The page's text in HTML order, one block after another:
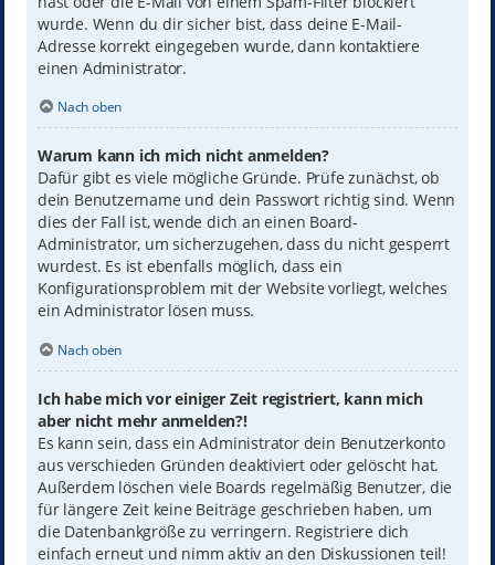
wurde. Wenn du dir sicher bist, dass deine E-Mail-
Adresse korrekt eingegeben wurde, dann kontaktiere
einen Administrator.
Nach oben
Warum kann ich mich nicht anmelden?
Dafür gibt es viele mögliche Gründe. Prüfe zunächst, ob
dein Benutzername und dein Passwort richtig sind. Wenn
dies der Fall ist, wende dich an einen Board-
Administrator, um sicherzugehen, dass du nicht gesperrt
wurdest. Es ist ebenfalls möglich, dass ein
Konfigurationsproblem mit der Website vorliegt, welches
ein Administrator lösen muss.
Nach oben
Ich habe mich vor einiger Zeit registriert, kann mich
aber nicht mehr anmelden?!
Es kann sein, dass ein Administrator dein Benutzerkonto
aus verschieden Gründen deaktiviert oder gelöscht hat.
Außerdem löschen viele Boards regelmäßig Benutzer, die
für längere Zeit keine Beiträge geschrieben haben, um
die Datenbankgröße zu verringern. Registriere dich
einfach erneut und nimm aktiv an den Diskussionen teil!